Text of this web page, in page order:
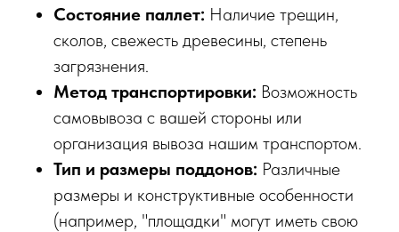
Состояние паллет: Наличие трещин,
сколов, свежесть древесины, степень
загрязнения.
Метод транспортировки: Возможность
самовывоза с вашей стороны или
организация вывоза нашим транспортом.
Тип и размеры поддонов: Различные
размеры и конструктивные особенности
(например, "площадки" могут иметь свою